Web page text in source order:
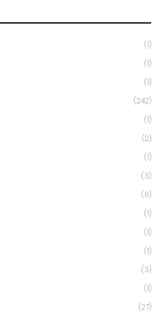
(1)
(1)
(1)
(242)
(1)
(2)
(1)
(3)
(6)
(1)
(1)
(1)
(3)
(1)
(27)